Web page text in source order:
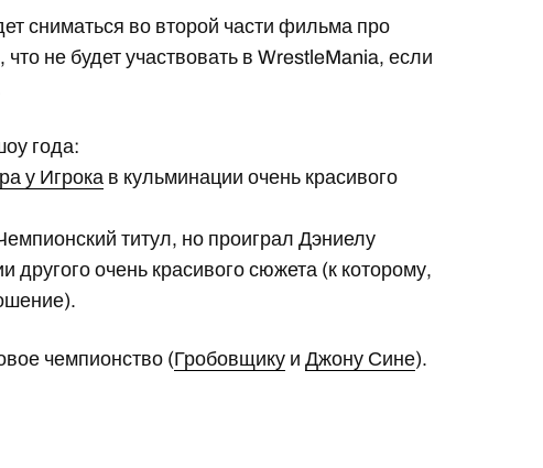
сниматься во второй части фильма про
не будет участвовать в WrestleMania, если
года:
у Игрока в кульминации очень красивого
титул, но проиграл Дэниелу
очень красивого сюжета (к которому,
чемпионство (Гробовщику иДжону Сине).